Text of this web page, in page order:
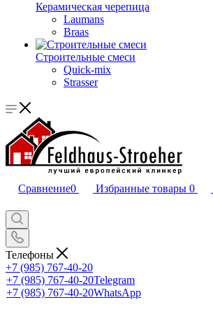
Керамическая черепица
Laumans
Braas
Строительные смеси
Quick-mix
Strasser
Сравнение0 Избранные товары 0
Телефоны
+7 (985) 767-40-20
+7 (985) 767-40-20Telegram
+7 (985) 767-40-20WhatsApp